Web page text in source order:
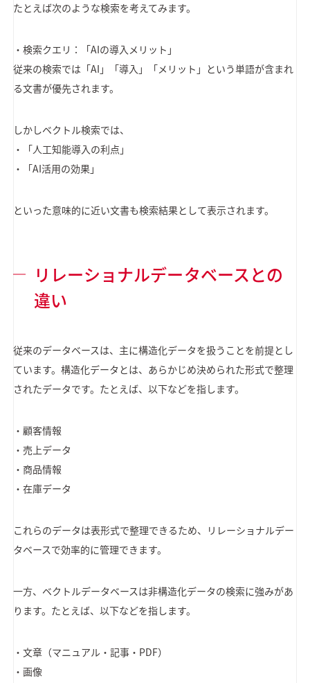
たとえば次のような検索を考えてみます。
・検索クエリ：「AIの導入メリット」
従来の検索では「AI」「導入」「メリット」という単語が含まれ
る文書が優先されます。
しかしベクトル検索では、
・「人工知能導入の利点」
・「AI活用の効果」
といった意味的に近い文書も検索結果として表示されます。
リレーショナルデータベースとの
違い
従来のデータベースは、主に構造化データを扱うことを前提とし
ています。構造化データとは、あらかじめ決められた形式で整理
されたデータです。たとえば、以下などを指します。
・顧客情報
・売上データ
・商品情報
・在庫データ
これらのデータは表形式で整理できるため、リレーショナルデー
タベースで効率的に管理できます。
一方、ベクトルデータベースは非構造化データの検索に強みがあ
ります。たとえば、以下などを指します。
・文章（マニュアル・記事・PDF）
・画像